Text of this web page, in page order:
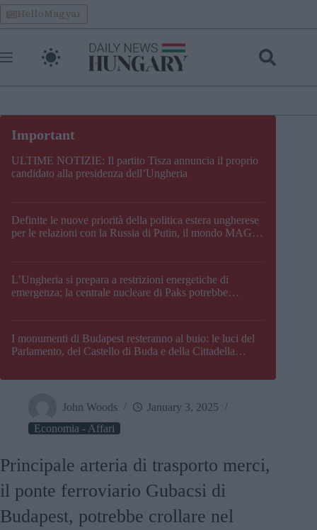
Skip
to
content
HelloMagyar
ULTIME NOTIZIE: Il partito Tisza annuncia il proprio
candidato alla presidenza dell’Ungheria
Definite le nuove priorità della politica estera ungherese
per le relazioni con la Russia di Putin, il mondo MAGA,
L’Ungheria si prepara a restrizioni energetiche di
emergenza; la centrale nucleare di Paks potrebbe
I monumenti di Budapest resteranno al buio: le luci del
Parlamento, del Castello di Buda e della Cittadella
John Woods
January 3, 2025
Economia - Affari
Principale arteria di trasporto merci,
il ponte ferroviario Gubacsi di
Budapest, potrebbe crollare nel